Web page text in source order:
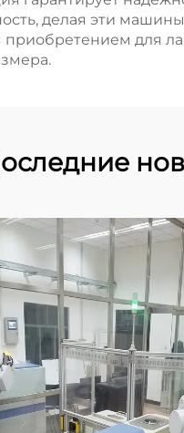
делая эти
для